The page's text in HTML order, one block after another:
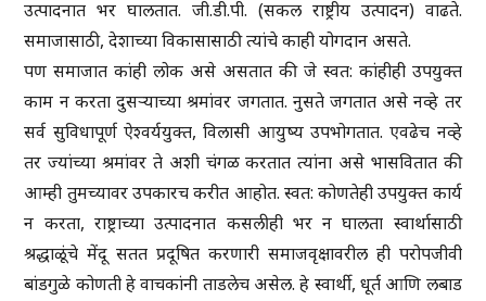
उत्पादनात भर घालतात. जी.डी.पी. (सकल राष्ट्रीय उत्पादन) वाढते.
समाजासाठी, देशाच्या विकासासाठी त्यांचे काही योगदान असते.
पण समाजात कांही लोक असे असतात की जे स्वत: कांहीही उपयुक्त
काम न करता दुसर्‍याच्या श्रमांवर जगतात. नुसते जगतात असे नव्हे तर
सर्व सुविधापूर्ण ऐश्वर्ययुक्त, विलासी आयुष्य उपभोगतात. एवढेच नव्हे
तर ज्यांच्या श्रमांवर ते अशी चंगळ करतात त्यांना असे भासवितात की
आम्ही तुमच्यावर उपकारच करीत आहोत. स्वत: कोणतेही उपयुक्त कार्य
न करता, राष्ट्राच्या उत्पादनात कसलीही भर न घालता स्वार्थासाठी
श्रद्धाळूंचे मेंदू सतत प्रदूषित करणारी समाजवृक्षावरील ही परोपजीवी
बांडगुळे कोणती हे वाचकांनी ताडलेच असेल. हे स्वार्थी, धूर्त आणि लबाड